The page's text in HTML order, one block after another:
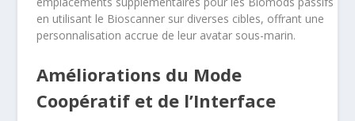
en utilisant le Bioscanner sur diverses cibles, offrant une
personnalisation accrue de leur avatar sous-marin.
Améliorations du Mode
Coopératif et de l’Interface